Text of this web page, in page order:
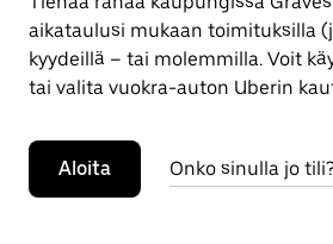
aikataulusi mukaan toimituksilla
kyydeillä – tai molemmilla. Voit
tai valita vuokra-auton Uberin
Aloita Onko sinulla jo